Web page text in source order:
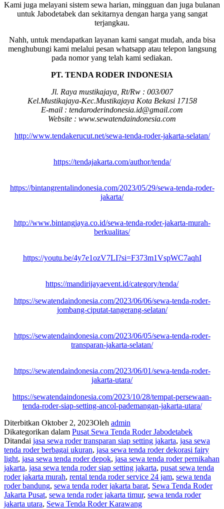
Kami juga melayani sistem sewa harian, mingguan dan juga bulanan
untuk Jabodetabek dan sekitarnya dengan harga yang sangat
terjangkau.
Nahh, untuk mendapatkan layanan kami sangat mudah, anda bisa
menghubungi kami melalui pesan whatsapp atau telepon langsung
pada nomor yang telah kami sediakan.
PT. TENDA RODER INDONESIA
Jl. Raya mustikajaya, Rt/Rw : 003/007
Kel.Mustikajaya-Kec.Mustikajaya Kota Bekasi 17158
E-mail : tendaroderindonesia.id@gmail.com
Website : www.sewatendaindonesia.com
http://www.tendakerucut.net/sewa-tenda-roder-jakarta-selatan/
https://tendajakarta.com/author/tenda/
https://bintangrentalindonesia.com/2023/05/29/sewa-tenda-roder-
jakarta/
http://www.bintangjaya.co.id/sewa-tenda-roder-jakarta-murah-
berkualitas/
https://youtu.be/4y7e1ozV7LI?si=F373m1VspWC7aqhI
https://mandirijayaevent.id/category/tenda/
https://sewatendaindonesia.com/2023/06/06/sewa-tenda-roder-
jombang-ciputat-tangerang-selatan/
https://sewatendaindonesia.com/2023/06/05/sewa-tenda-roder-
transparan-jakarta-selatan/
https://sewatendaindonesia.com/2023/06/01/sewa-tenda-roder-
jakarta-utara/
https://sewatendaindonesia.com/2023/10/28/tempat-persewaan-
tenda-roder-siap-setting-ancol-pademangan-jakarta-utara/
Diterbitkan Oktober 2, 2023Oleh admin
Dikategorikan dalam Pusat Sewa Tenda Roder Jabodetabek
Ditandai jasa sewa roder transparan siap setting jakarta, jasa sewa
tenda roder berbagai ukuran, jasa sewa tenda roder dekorasi fairy
light, jasa sewa tenda roder depok, jasa sewa tenda roder pernikahan
jakarta, jasa sewa tenda roder siap setting jakarta, pusat sewa tenda
roder jakarta murah, rental tenda roder service 24 jam, sewa tenda
roder bandung, sewa tenda roder jakarta barat, Sewa Tenda Roder
Jakarta Pusat, sewa tenda roder jakarta timur, sewa tenda roder
jakarta utara, Sewa Tenda Roder Karawang